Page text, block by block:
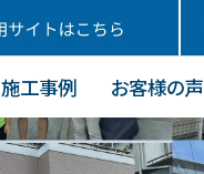
施工事例 お客様の声